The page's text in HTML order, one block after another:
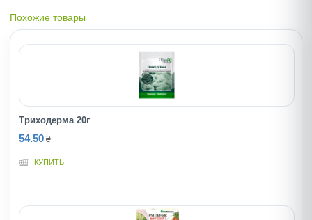
Похожие товары
Триходерма 20г
54.50 ₴
КУПИТЬ